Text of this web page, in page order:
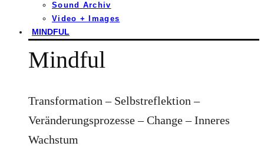
Sound Archiv
Video + Images
MINDFUL
Mindful
Transformation – Selbstreflektion –
Veränderungsprozesse – Change – Inneres
Wachstum